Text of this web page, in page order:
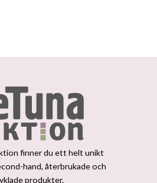
finner du ett helt unikt
hand, återbrukade och
produkter.